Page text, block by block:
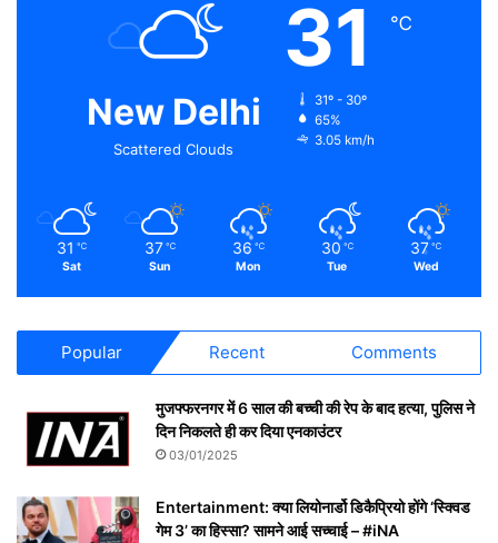
New Delhi
Scattered Clouds
31 ℃
31º - 30º
65%
3.05 km/h
31 ℃
Sat
37 ℃
Sun
36 ℃
Mon
30 ℃
Tue
37 ℃
Wed
Popular Recent Comments
मुजफ्फरनगर में 6 साल की बच्ची की रेप के बाद हत्या, पुलिस ने
दिन निकलते ही कर दिया एनकाउंटर
03/01/2025
Entertainment: क्या लियोनार्डो डिकैप्रियो होंगे ‘स्क्विड
गेम 3’ का हिस्सा? सामने आई सच्चाई – #iNA